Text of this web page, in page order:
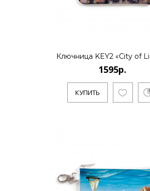
КУПИТЬ
..
1595р.
Ключница KEY2 «City of
1595р.
КУПИТЬ